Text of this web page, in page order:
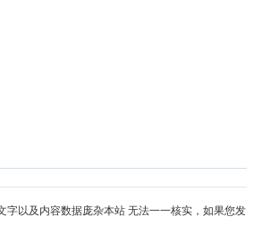
以及内容数据庞杂本站 无法一一核实，如果您发